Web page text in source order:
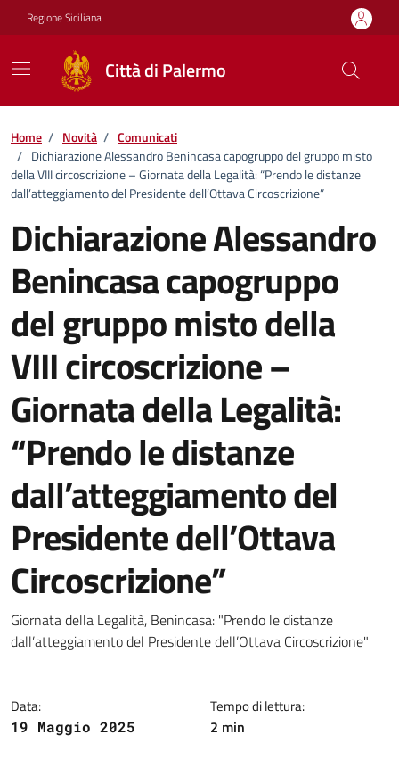
Vai ai contenuti
Vai al footer
Regione Siciliana
Città di Palermo
Home / Novità / Comunicati
/ Dichiarazione Alessandro Benincasa capogruppo del gruppo misto
della VIII circoscrizione – Giornata della Legalità: “Prendo le distanze
dall’atteggiamento del Presidente dell’Ottava Circoscrizione”
Dichiarazione Alessandro
Benincasa capogruppo
del gruppo misto della
VIII circoscrizione –
Giornata della Legalità:
“Prendo le distanze
dall’atteggiamento del
Presidente dell’Ottava
Circoscrizione”
Dettagli della notizia
Giornata della Legalità, Benincasa: "Prendo le distanze
dall’atteggiamento del Presidente dell’Ottava Circoscrizione"
Data:
19 Maggio 2025
Tempo di lettura:
2 min